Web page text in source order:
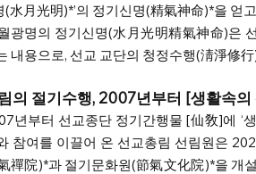
(水月光明)*’의 정기신명(精氣神命)*을 얻
광명의 정기신명(水月光明精氣神命)은
내용으로, 선교 교단의 청정수행(淸淨修
의 절기수행, 2007년부터 [생활속
년부터 선교종단 정기간행물 [仙敎]에 ‘
참여를 이끌어 온 선교총림 선림원은
禪院)*과 절기문화원(節氣文化院)*을 개